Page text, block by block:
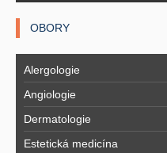
OBORY
Alergologie
Angiologie
Dermatologie
Estetická medicína